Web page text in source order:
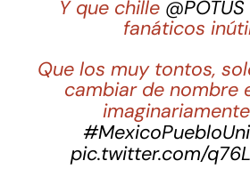
Y que chille @POTUS
fanáticos
Que los muy tontos,
cambiar de nombre
pic.twitter.com/